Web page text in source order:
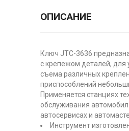
ОПИСАНИЕ
Ключ JTC-3636
с крепежом деталей, для
съема различных
приспособлений
Применяется станциях
обслуживания
автосервисах и
Инструмент